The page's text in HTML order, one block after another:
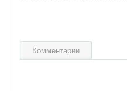
Комментарии